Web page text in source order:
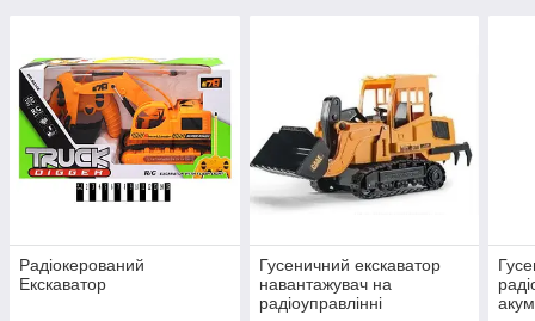
Радіокерований
Екскаватор
Гусеничний екскаватор
навантажувач на
радіоуправлінні